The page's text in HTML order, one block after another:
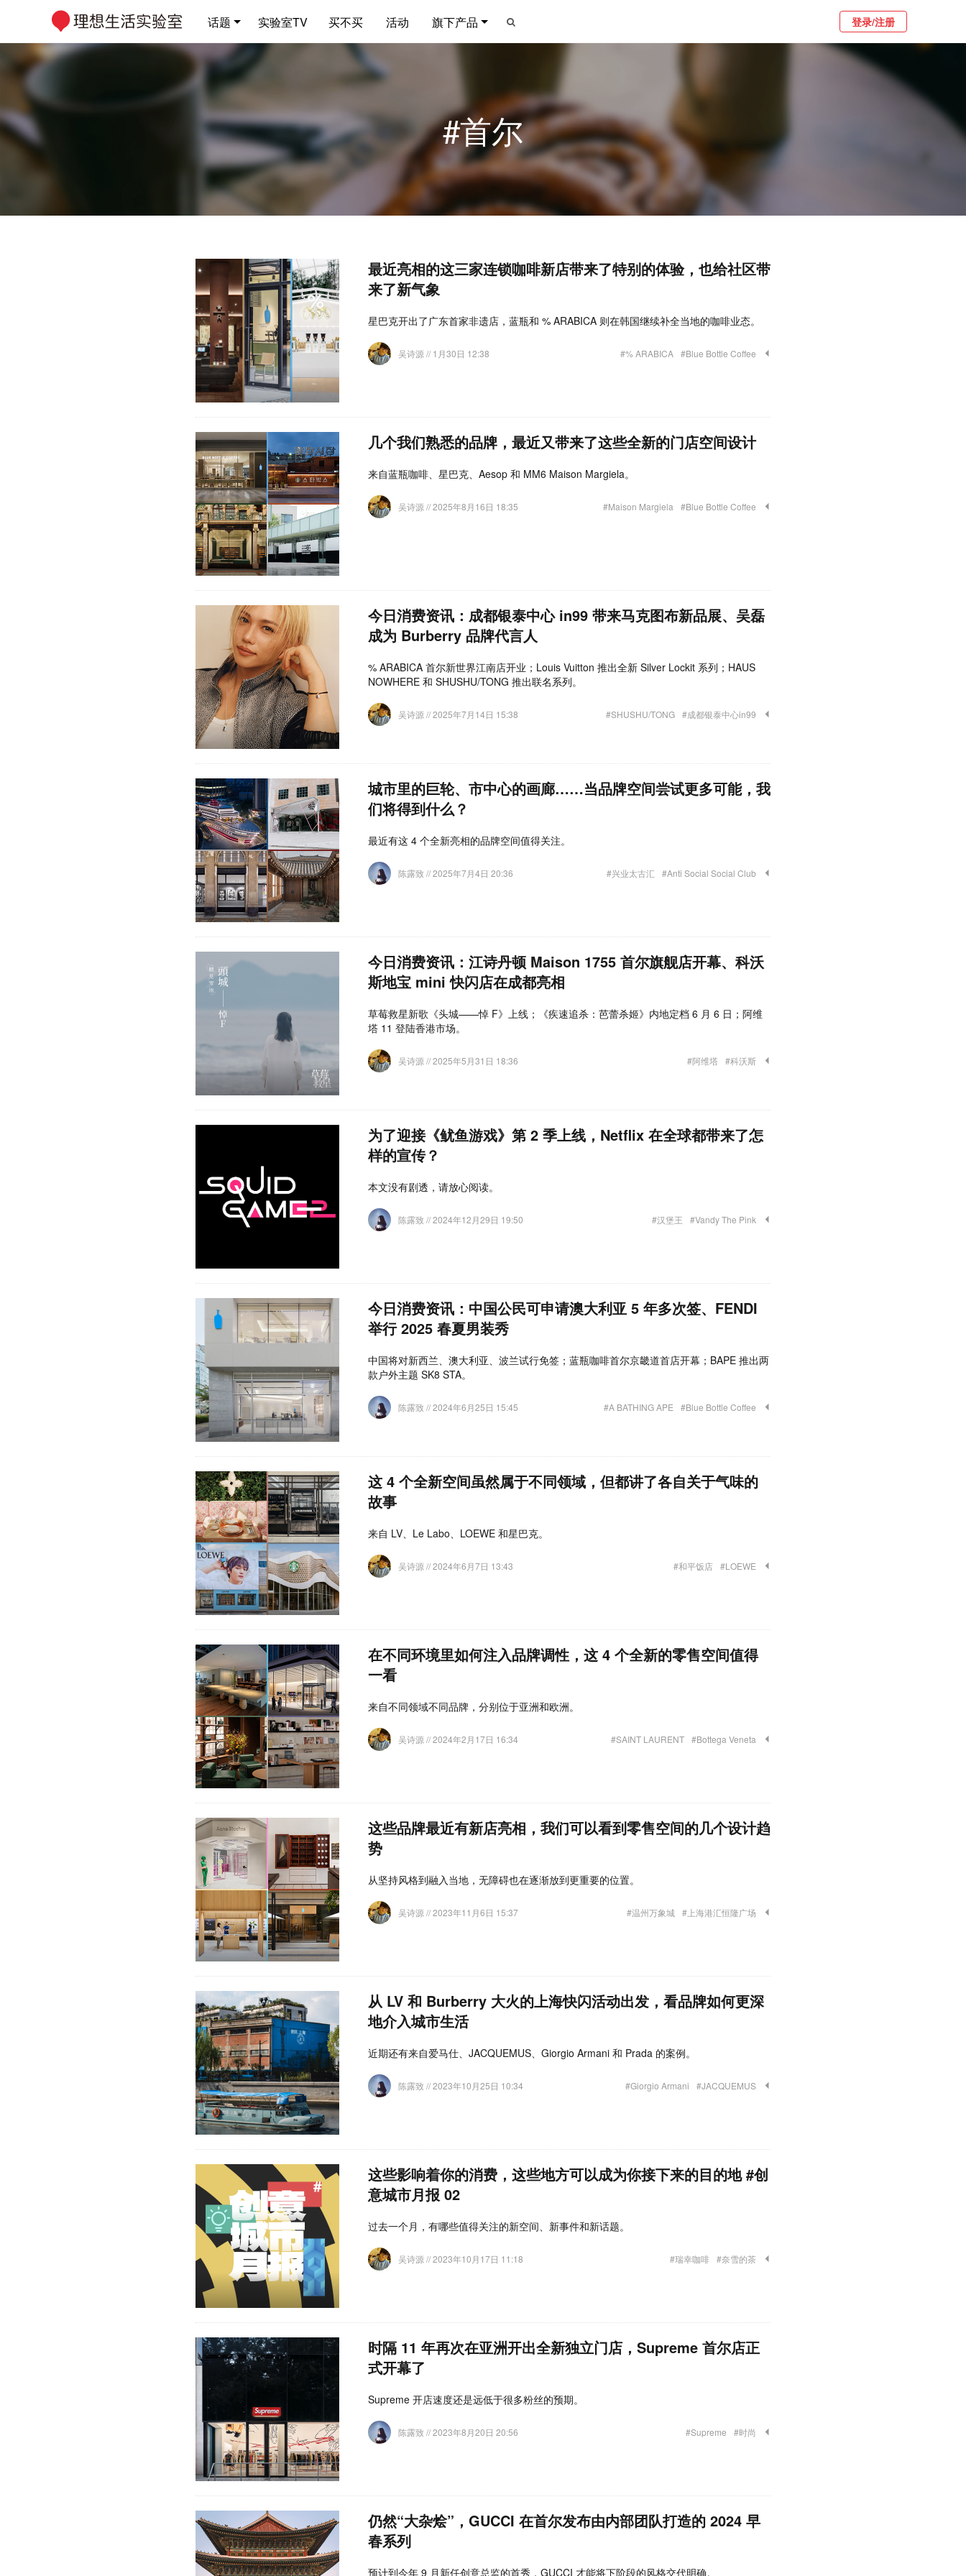
话题 实验室TV 买不买 活动 旗下产品 登录/注册
#首尔
最近亮相的这三家连锁咖啡新店带来了特别的体验，也给社区带
来了新气象
星巴克开出了广东首家非遗店，蓝瓶和 % ARABICA 则在韩国继续补全当地的咖啡业态。
吴诗源 // 1月30日 12:38 #% ARABICA #Blue Bottle Coffee
几个我们熟悉的品牌，最近又带来了这些全新的门店空间设计
来自蓝瓶咖啡、星巴克、Aesop 和 MM6 Maison Margiela。
吴诗源 // 2025年8月16日 18:35 #Maison Margiela #Blue Bottle Coffee
今日消费资讯：成都银泰中心 in99 带来马克图布新品展、吴磊
成为 Burberry 品牌代言人
% ARABICA 首尔新世界江南店开业；Louis Vuitton 推出全新 Silver Lockit 系列；HAUS
NOWHERE 和 SHUSHU/TONG 推出联名系列。
吴诗源 // 2025年7月14日 15:38 #SHUSHU/TONG #成都银泰中心in99
城市里的巨轮、市中心的画廊……当品牌空间尝试更多可能，我
们将得到什么？
最近有这 4 个全新亮相的品牌空间值得关注。
陈露致// 2025年7月4日 20:36 #兴业太古汇 #Anti Social Social Club
今日消费资讯：江诗丹顿 Maison 1755 首尔旗舰店开幕、科沃
斯地宝 mini 快闪店在成都亮相
草莓救星新歌《头城——悼 F》上线；《疾速追杀：芭蕾杀姬》内地定档 6 月 6 日；阿维
塔 11 登陆香港市场。
吴诗源 // 2025年5月31日 18:36 #阿维塔 #科沃斯
为了迎接《鱿鱼游戏》第 2 季上线，Netflix 在全球都带来了怎
样的宣传？
本文没有剧透，请放心阅读。
陈露致// 2024年12月29日 19:50 #汉堡王 #Vandy The Pink
今日消费资讯：中国公民可申请澳大利亚 5 年多次签、FENDI
举行 2025 春夏男装秀
中国将对新西兰、澳大利亚、波兰试行免签；蓝瓶咖啡首尔京畿道首店开幕；BAPE 推出两
款户外主题 SK8 STA。
陈露致// 2024年6月25日 15:45 #A BATHING APE︎ #Blue Bottle Coffee
这 4 个全新空间虽然属于不同领域，但都讲了各自关于气味的
故事
来自 LV、Le Labo、LOEWE 和星巴克。
吴诗源 // 2024年6月7日 13:43 #和平饭店 #LOEWE
在不同环境里如何注入品牌调性，这 4 个全新的零售空间值得
一看
来自不同领域不同品牌，分别位于亚洲和欧洲。
吴诗源 // 2024年2月17日 16:34 #SAINT LAURENT #Bottega Veneta
这些品牌最近有新店亮相，我们可以看到零售空间的几个设计趋
势
从坚持风格到融入当地，无障碍也在逐渐放到更重要的位置。
吴诗源 // 2023年11月6日 15:37 #温州万象城 #上海港汇恒隆广场
从 LV 和 Burberry 大火的上海快闪活动出发，看品牌如何更深
地介入城市生活
近期还有来自爱马仕、JACQUEMUS、Giorgio Armani 和 Prada 的案例。
陈露致// 2023年10月25日 10:34 #Giorgio Armani #JACQUEMUS
这些影响着你的消费，这些地方可以成为你接下来的目的地 #创
意城市月报 02
过去一个月，有哪些值得关注的新空间、新事件和新话题。
吴诗源 // 2023年10月17日 11:18 #瑞幸咖啡 #奈雪的茶
时隔 11 年再次在亚洲开出全新独立门店，Supreme 首尔店正
式开幕了
Supreme 开店速度还是远低于很多粉丝的预期。
陈露致// 2023年8月20日 20:56 #Supreme #时尚
仍然“大杂烩”，GUCCI 在首尔发布由内部团队打造的 2024 早
春系列
预计到今年 9 月新任创意总监的首秀，GUCCI 才能将下阶段的风格交代明确。